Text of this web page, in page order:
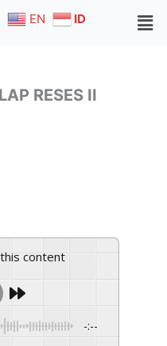
EN ID
RESES II
content
-:--